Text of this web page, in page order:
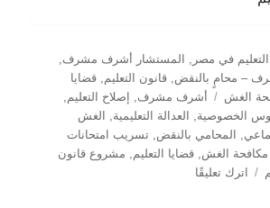
التصنيفات
التعليم في مصر , المستشار أشرف مشرف,
– محامٍ بالنقض,قانون التعليم,قضايا
الغش الوسوم
أشرف مشرف, إصلاح التعليم,
الخصوصية, العدالة التعليمية,
الغش
, المحامي بالنقض,تسريب امتحانات
مكافحة الغش,قضايا التعليم, مشروع قانون
اترك تعليقًا